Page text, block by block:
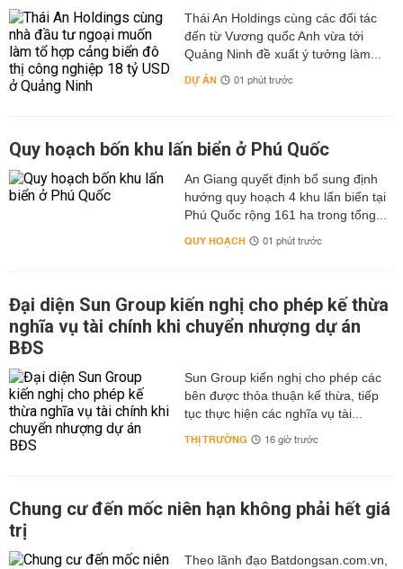
Thái An Holdings cùng các đối tác
đến từ Vương quốc Anh vừa tới
Quảng Ninh đề xuất ý tưởng làm...
DỰ ÁN 01 phút trước
Quy hoạch bốn khu lấn biển ở Phú Quốc
An Giang quyết định bổ sung định
hướng quy hoạch 4 khu lấn biển tại
Phú Quốc rộng 161 ha trong tổng...
QUY HOẠCH 01 phút trước
Đại diện Sun Group kiến nghị cho phép kế thừa
nghĩa vụ tài chính khi chuyển nhượng dự án
BĐS
Sun Group kiến nghị cho phép các
bên được thỏa thuận kế thừa, tiếp
tục thực hiện các nghĩa vụ tài...
THỊ TRƯỜNG 16 giờ trước
Chung cư đến mốc niên hạn không phải hết giá
trị
Theo lãnh đạo Batdongsan.com.vn,